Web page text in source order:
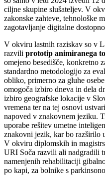
ciljne skupine slušateljev. V
zakonske zahteve, tehnološke
zagotavljanje digitalne
V okviru lastnih raziskav so v
razvili prototip animiranega
omejeno besedišče, konkretno
standardno metodologijo za
obliko, primerno za gluhe
omogoča izbiro dneva in dela
izbiro geografske lokacije v
vremena ter na tej osnovi
napoved v znakovnem jeziku.
uporabe rešitev umetne
znakovni jezik, kar bo razširilo
V okviru diplomskih in
URI Soča razvili ali nadgradili
namenjenih rehabilitaciji
po kapi, za bolnike s